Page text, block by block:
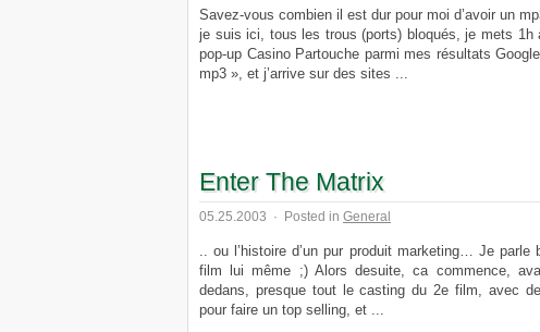
Savez-vous combien il est dur pour moi d’avoir un
je suis ici, tous les trous (ports) bloqués, je mets
pop-up Casino Partouche parmi mes résultats
mp3 », et j’arrive sur des sites ...
Enter The Matrix
05.25.2003 · Posted in General
.. ou l’histoire d’un pur produit marketing… Je
film lui même ;) Alors desuite, ca commence,
dedans, presque tout le casting du 2e film, avec
pour faire un top selling, et ...